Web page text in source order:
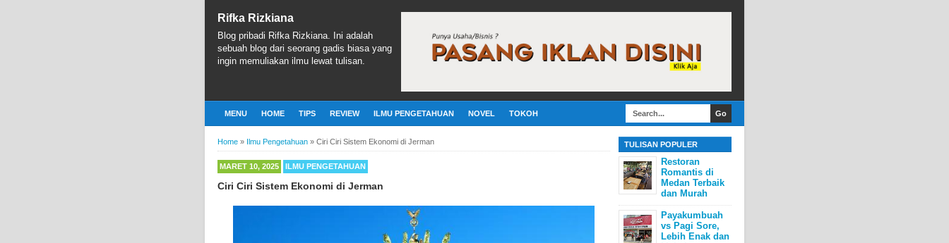
Rifka Rizkiana
Blog pribadi Rifka Rizkiana. Ini adalah
sebuah blog dari seorang gadis biasa yang
ingin memuliakan ilmu lewat tulisan.
MENU HOME TIPS REVIEW ILMU PENGETAHUAN NOVEL TOKOH
Home » Ilmu Pengetahuan » Ciri Ciri Sistem Ekonomi di Jerman
MARET 10, 2025 ILMU PENGETAHUAN
Ciri Ciri Sistem Ekonomi di Jerman
TULISAN POPULER
Restoran
Romantis di
Medan Terbaik
dan Murah
Payakumbuah
vs Pagi Sore,
Lebih Enak dan